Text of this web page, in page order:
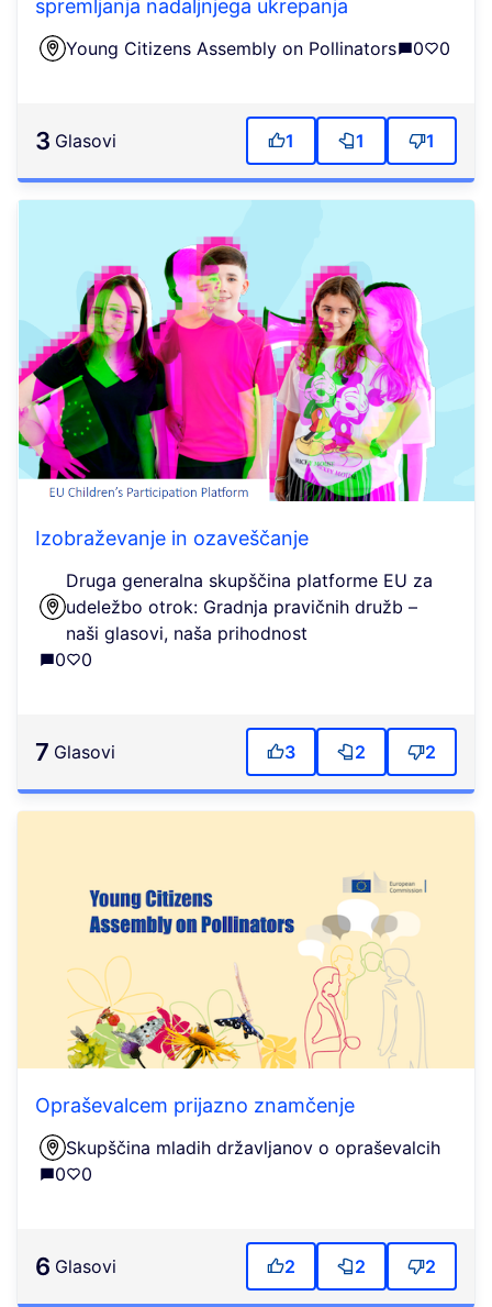
spremljanja nadaljnjega ukrepanja
Young Citizens Assembly on Pollinators 0 0
3 Glasovi 1 1 1
Izobraževanje in ozaveščanje
Druga generalna skupščina platforme EU za
udeležbo otrok: Gradnja pravičnih družb –
naši glasovi, naša prihodnost
0
0
7 Glasovi 3 2 2
Opraševalcem prijazno znamčenje
Skupščina mladih državljanov o opraševalcih
0
0
6 Glasovi 2 2 2